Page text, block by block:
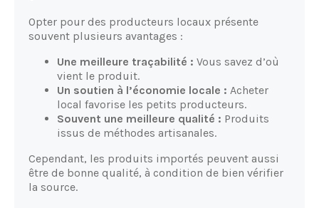
Opter pour des producteurs locaux présente
souvent plusieurs avantages :
Une meilleure traçabilité : Vous savez d’où
vient le produit.
Un soutien à l’économie locale : Acheter
local favorise les petits producteurs.
Souvent une meilleure qualité : Produits
issus de méthodes artisanales.
Cependant, les produits importés peuvent aussi
être de bonne qualité, à condition de bien vérifier
la source.